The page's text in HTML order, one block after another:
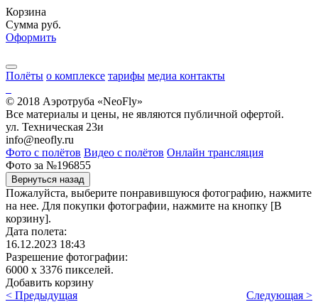
Корзина
Сумма руб.
Оформить
Полёты о комплексе тарифы медиа контакты
© 2018 Аэротруба «NeoFly»
Все материалы и цены, не являются публичной офертой.
ул. Техническая 23и
info@neofly.ru
Фото с полётов Видео с полётов Онлайн трансляция
Фото за №196855
Вернуться назад
Пожалуйста, выберите понравившуюся фотографию, нажмите
на нее. Для покупки фотографии, нажмите на кнопку [В
корзину].
Дата полета:
16.12.2023 18:43
Разрешение фотографии:
6000 х 3376 пикселей.
Добавить корзину
< Предыдущая
Следующая >